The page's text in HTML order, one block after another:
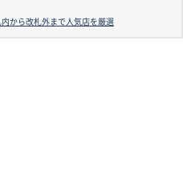
から改札外まで人気店を厳選